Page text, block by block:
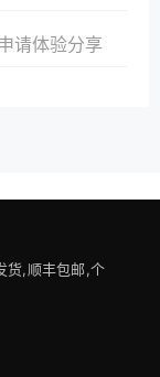
请体验分享
货,顺丰包邮,个